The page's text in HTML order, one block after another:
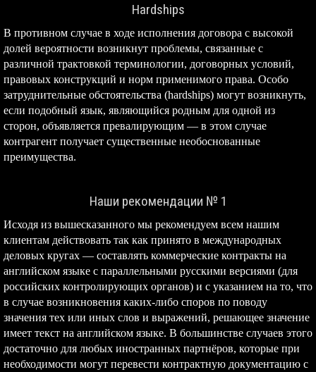
Hardships
В противном случае в ходе исполнения договора с высокой
долей вероятности возникнут проблемы, связанные с
различной трактовкой терминологии, договорных условий,
правовых конструкций и норм применимого права. Особо
затруднительные обстоятельства (hardships) могут возникнуть,
если подобный язык, являющийся родным для одной из
сторон, объявляется превалирующим — в этом случае
контрагент получает существенные необоснованные
преимущества.
Наши рекомендации № 1
Исходя из вышесказанного мы рекомендуем всем нашим
клиентам действовать так как принято в международных
деловых кругах — составлять коммерческие контракты на
английском языке с параллельными русскими версиями (для
российских контролирующих органов) и с указанием на то, что
в случае возникновения каких-либо споров по поводу
значения тех или иных слов и выражений, решающее значение
имеет текст на английском языке. В большинстве случаев этого
достаточно для любых иностранных партнёров, которые при
необходимости могут перевести контрактную документацию с